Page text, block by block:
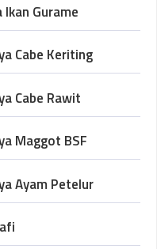
Gurame
Cabe Keriting
Cabe Rawit
Maggot BSF
Ayam Petelur